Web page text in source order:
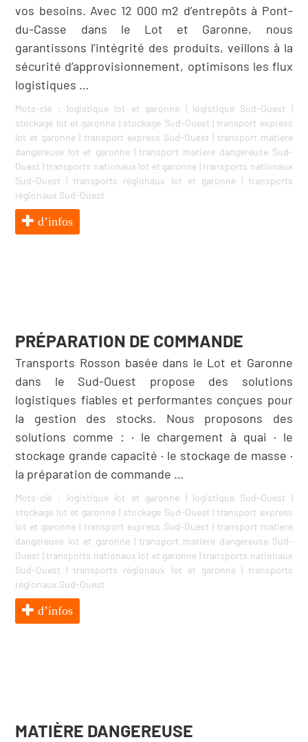
vos besoins. Avec 12 000 m2 d’entrepôts à Pont-
du-Casse dans le Lot et Garonne, nous
garantissons l’intégrité des produits, veillons à la
sécurité d’approvisionnement, optimisons les flux
logistiques …
Mots-clé : logistique lot et garonne | logistique Sud-Ouest |
stockage lot et garonne | stockage Sud-Ouest | transport express
lot et garonne | transport express Sud-Ouest | transport matiere
dangereuse lot et garonne| transport matiere dangereuse Sud-
Ouest | transports nationaux lot et garonne | transports nationaux
Sud-Ouest | transports régionaux lot et garonne| transports
régionaux Sud-Ouest
d’infos
PRÉPARATION DE COMMANDE
Transports Rosson basée dans le Lot et Garonne
dans le Sud-Ouest propose des solutions
logistiques fiables et performantes conçues pour
la gestion des stocks. Nous proposons des
solutions comme : · le chargement à quai · le
stockage grande capacité · le stockage de masse ·
la préparation de commande …
Mots-clé : logistique lot et garonne | logistique Sud-Ouest |
stockage lot et garonne | stockage Sud-Ouest | transport express
lot et garonne | transport express Sud-Ouest | transport matiere
dangereuse lot et garonne| transport matiere dangereuse Sud-
Ouest | transports nationaux lot et garonne | transports nationaux
Sud-Ouest | transports régionaux lot et garonne| transports
régionaux Sud-Ouest
d’infos
MATIÈRE DANGEREUSE